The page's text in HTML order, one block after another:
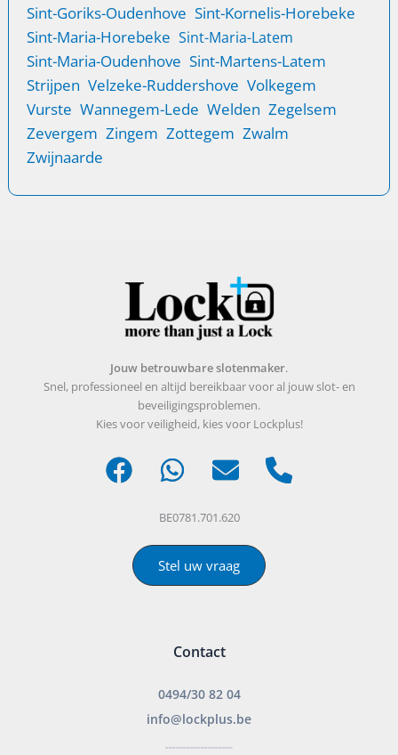
Sint-Goriks-Oudenhove Sint-Kornelis-Horebeke
Sint-Maria-Horebeke Sint-Maria-Latem
Sint-Maria-Oudenhove Sint-Martens-Latem
Strijpen Velzeke-Ruddershove Volkegem
Vurste Wannegem-Lede Welden Zegelsem
Zevergem Zingem Zottegem Zwalm
Zwijnaarde
Jouw betrouwbare slotenmaker.
Snel, professioneel en altijd bereikbaar voor al jouw slot- en
beveiligingsproblemen.
Kies voor veiligheid, kies voor Lockplus!
BE0781.701.620
Stel uw vraag
Contact
0494/30 82 04
info@lockplus.be